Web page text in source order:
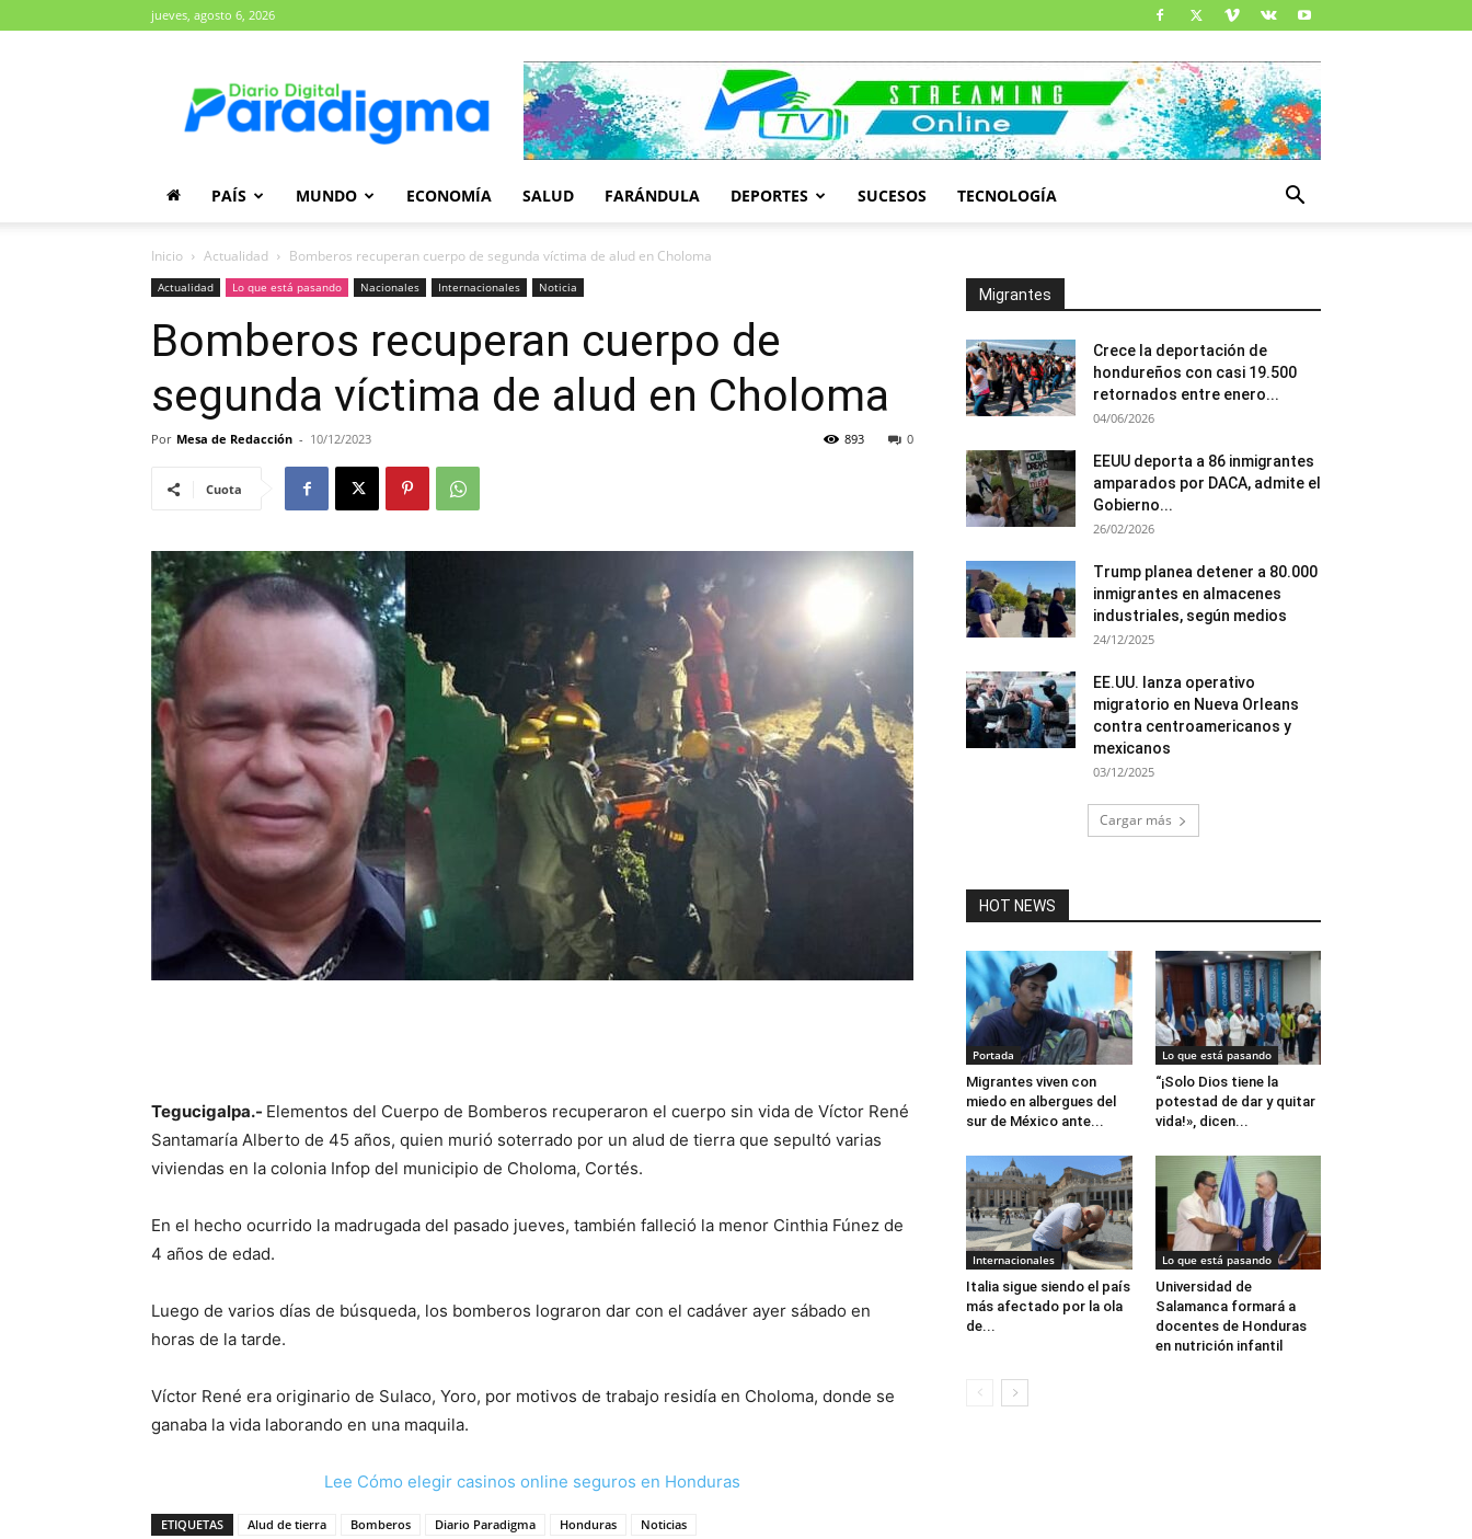
jueves, agosto 6, 2026
Paradigma
PAÍS MUNDO ECONOMÍA SALUD FARÁNDULA DEPORTES SUCESOS TECNOLOGÍA
Inicio Actualidad Bomberos recuperan cuerpo de segunda víctima de alud en Choloma
Actualidad Lo que está pasando Nacionales Internacionales Noticia
Bomberos recuperan cuerpo de
segunda víctima de alud en Choloma
Por Mesa de Redacción - 10/12/2023 0
893
Cuota
Tegucigalpa.- Elementos del Cuerpo de Bomberos recuperaron el cuerpo sin vida de Víctor René
Santamaría Alberto de 45 años, quien murió soterrado por un alud de tierra que sepultó varias
viviendas en la colonia Infop del municipio de Choloma, Cortés.
En el hecho ocurrido la madrugada del pasado jueves, también falleció la menor Cinthia Fúnez de
4 años de edad.
Luego de varios días de búsqueda, los bomberos lograron dar con el cadáver ayer sábado en
horas de la tarde.
Víctor René era originario de Sulaco, Yoro, por motivos de trabajo residía en Choloma, donde se
ganaba la vida laborando en una maquila.
Lee Cómo elegir casinos online seguros en Honduras
ETIQUETAS Alud de tierra Bomberos Diario Paradigma Honduras Noticias
Migrantes
Crece la deportación de
hondureños con casi 19.500
retornados entre enero...
04/06/2026
EEUU deporta a 86 inmigrantes
amparados por DACA, admite el
Gobierno...
26/02/2026
Trump planea detener a 80.000
inmigrantes en almacenes
industriales, según medios
24/12/2025
EE.UU. lanza operativo
migratorio en Nueva Orleans
contra centroamericanos y
mexicanos
03/12/2025
Cargar más
HOT NEWS
Portada
Migrantes viven con
miedo en albergues del
sur de México ante...
Lo que está pasando
“¡Solo Dios tiene la
potestad de dar y quitar
vida!», dicen...
Internacionales
Italia sigue siendo el país
más afectado por la ola
de...
Lo que está pasando
Universidad de
Salamanca formará a
docentes de Honduras
en nutrición infantil